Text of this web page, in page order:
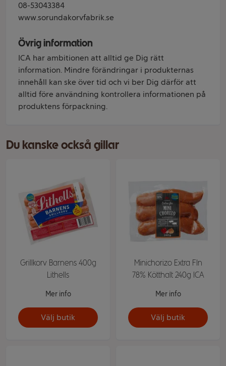
08-53043384
www.sorundakorvfabrik.se
Övrig information
ICA har ambitionen att alltid ge Dig rätt
information. Mindre förändringar i produkternas
innehåll kan ske över tid och vi ber Dig därför att
alltid före användning kontrollera informationen på
produktens förpackning.
Du kanske också gillar
Grillkorv Barnens 400g
Lithells
Mer info
Välj butik
Minichorizo Extra FIn
78% Kötthalt 240g ICA
Mer info
Välj butik